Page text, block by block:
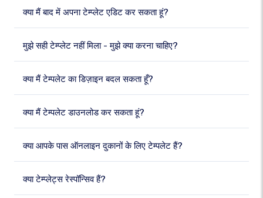
क्या मैं बाद में अपना टेम्प्लेट एडिट कर सकता हूं?
मुझे सही टेम्प्लेट नहीं मिला - मुझे क्या करना चाहिए?
क्या मैं टेम्पलेट का डिज़ाइन बदल सकता हूँ?
क्या मैं टेम्पलेट डाउनलोड कर सकता हूं?
क्या आपके पास ऑनलाइन दुकानों के लिए टेम्पलेट हैं?
क्या टेम्प्लेट्स रेस्पॉन्सिव हैं?